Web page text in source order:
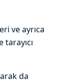
ve ayrıca
da